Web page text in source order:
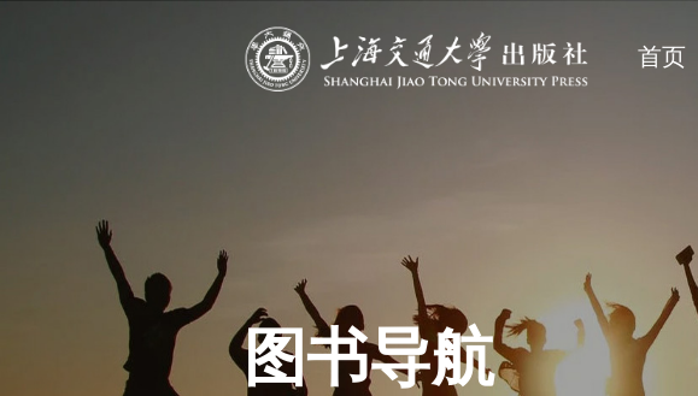
首页
图书导航